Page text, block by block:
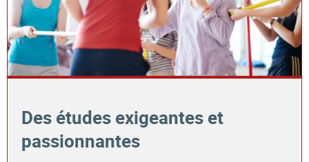
Des études exigeantes et
passionnantes